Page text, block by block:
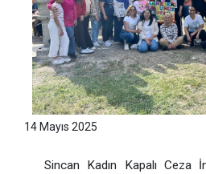
14 Mayıs 2025
Sincan Kadın Kapalı Ceza